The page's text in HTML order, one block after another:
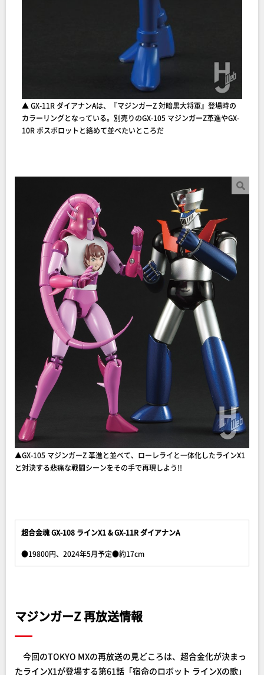
▲ GX-11R ダイアナンAは、『マジンガーZ 対暗黒大将軍』登場時の
カラーリングとなっている。別売りのGX-105 マジンガーZ革進やGX-
10R ボスボロットと絡めて並べたいところだ
▲GX-105 マジンガーZ 革進と並べて、ローレライと一体化したラインX1
と対決する悲痛な戦闘シーンをその手で再現しよう!!
超合金魂 GX-108 ラインX1 & GX-11R ダイアナンA
●19800円、2024年5月予定●約17cm
マジンガーZ 再放送情報
今回のTOKYO MXの再放送の見どころは、超合金化が決まっ
たラインX1が登場する第61話「宿命のロボット ラインXの歌」